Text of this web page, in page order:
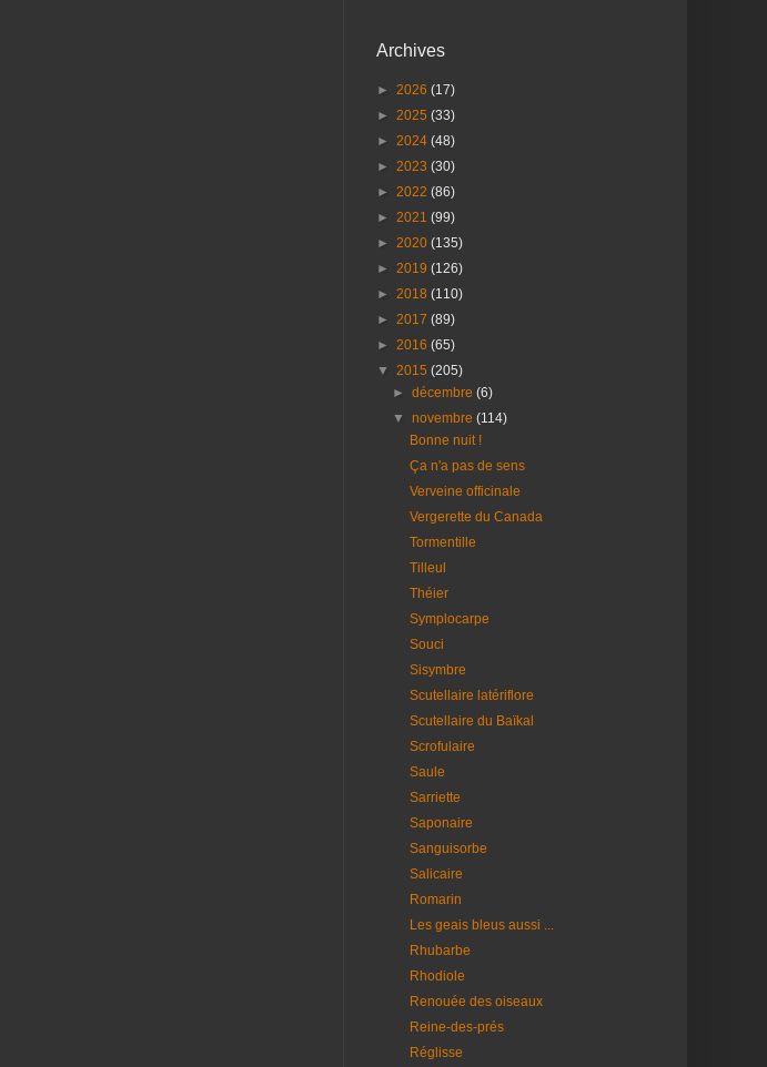
Archives
► 2026 (17)
► 2025 (33)
► 2024 (48)
► 2023 (30)
► 2022 (86)
► 2021 (99)
► 2020 (135)
► 2019 (126)
► 2018 (110)
► 2017 (89)
► 2016 (65)
▼ 2015 (205)
►décembre(6)
▼novembre(114)
Bonne nuit !
Ça n'a pas de sens
Verveine officinale
Vergerette du Canada
Tormentille
Tilleul
Théier
Symplocarpe
Souci
Sisymbre
Scutellaire latériflore
Scutellaire du Baïkal
Scrofulaire
Saule
Sarriette
Saponaire
Sanguisorbe
Salicaire
Romarin
Les geais bleus aussi ...
Rhubarbe
Rhodiole
Renouée des oiseaux
Reine-des-prés
Réglisse